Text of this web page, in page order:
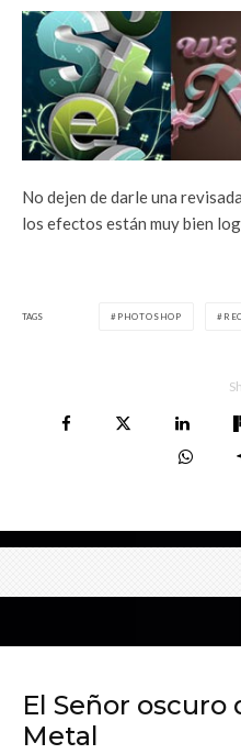
No dejen de darle una
los efectos están muy bien
TAGS PHOTOSHOP
El Señor oscuro
Metal